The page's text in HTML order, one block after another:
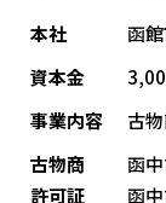
本社
函
資本金
事業内容
古
古物商
許可証
函
函